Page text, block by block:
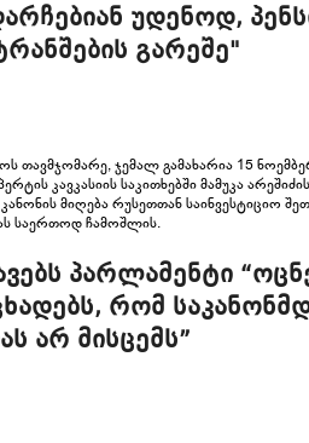
უდენოდ,
გარეშე"
თავმჯომარე, ჯემალ გამახარია 15
კავკასიის საკითხებში მამუკა
მიღება რუსეთთან საინვესტიციო
საერთოდ ჩამოშლის.
პარლამენტი
რომ
არ მისცემს”